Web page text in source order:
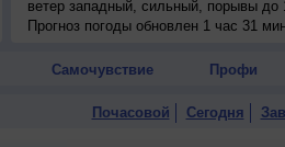
ветер западный, сильный, порывы до
Прогноз погоды обновлен 1 час 31
Самочувствие Профи
Почасовой Сегодня